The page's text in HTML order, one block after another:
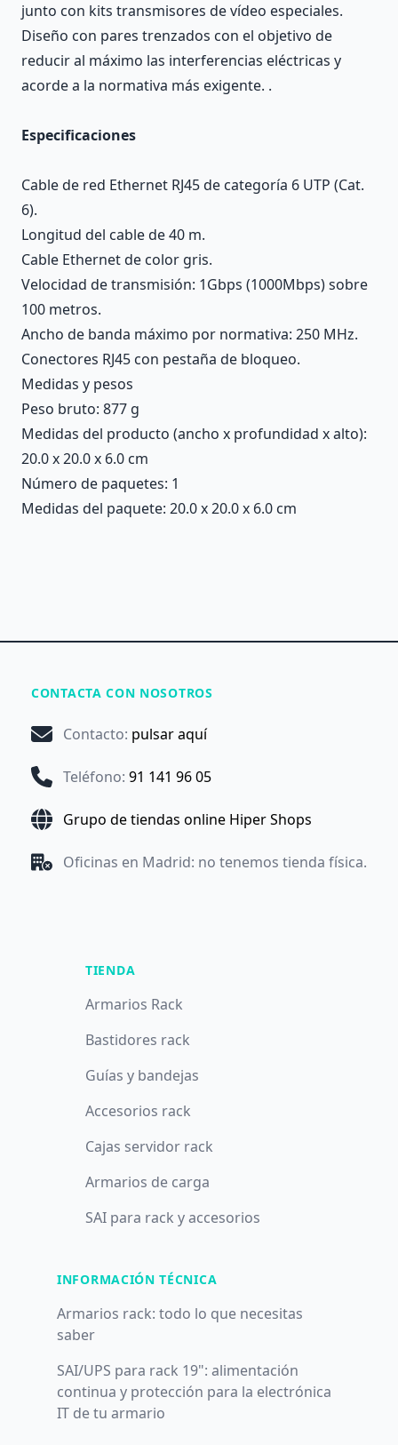
junto con kits transmisores de vídeo especiales.
Diseño con pares trenzados con el objetivo de
reducir al máximo las interferencias eléctricas y
acorde a la normativa más exigente. .
Especificaciones
Cable de red Ethernet RJ45 de categoría 6 UTP (Cat.
6).
Longitud del cable de 40 m.
Cable Ethernet de color gris.
Velocidad de transmisión: 1Gbps (1000Mbps) sobre
100 metros.
Ancho de banda máximo por normativa: 250 MHz.
Conectores RJ45 con pestaña de bloqueo.
Medidas y pesos
Peso bruto: 877 g
Medidas del producto (ancho x profundidad x alto):
20.0 x 20.0 x 6.0 cm
Número de paquetes: 1
Medidas del paquete: 20.0 x 20.0 x 6.0 cm
CONTACTA CON NOSOTROS
Contacto: pulsar aquí
Teléfono: 91 141 96 05
Grupo de tiendas online Hiper Shops
Oficinas en Madrid: no tenemos tienda física.
TIENDA
Armarios Rack
Bastidores rack
Guías y bandejas
Accesorios rack
Cajas servidor rack
Armarios de carga
SAI para rack y accesorios
INFORMACIÓN TÉCNICA
Armarios rack: todo lo que necesitas
saber
SAI/UPS para rack 19": alimentación
continua y protección para la electrónica
IT de tu armario